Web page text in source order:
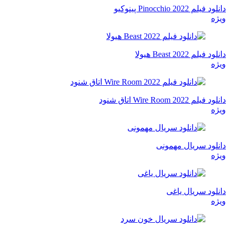
دانلود فیلم Pinocchio 2022 پینوکیو
ویژه
دانلود فیلم Beast 2022 هیولا
ویژه
دانلود فیلم Wire Room 2022 اتاق شنود
ویژه
دانلود سریال مهمونی
ویژه
دانلود سریال یاغی
ویژه